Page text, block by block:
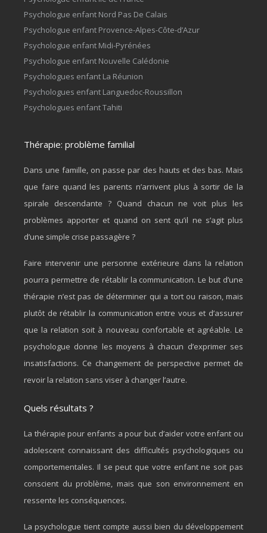
Psychologue enfant Nord Pas De Calais
Psychologue enfant Provence-Alpes-Côte-d’Azur
Psychologue enfant Midi-Pyrénées
Psychologue enfant Nouvelle Calédonie
Psychologues enfant La Réunion
Psychologues enfant Languedoc-Roussillon
Psychologues enfant Tahiti
Thérapie: problème familial
Dans une famille, on passe par des hauts et des bas. Mais
que faire quand les parents n’arrivent plus à sortir de la
spirale descendante ? Quand chacun ne voit plus les
problèmes apporter et quand on sent qu’il ne s’agit plus
d’une simple crise passagère ?
Faire intervenir une personne extérieure dans la relation
pourra permettre de rétablir la communication. Le but d’une
thérapie n’est pas de déterminer qui a tort ou raison, mais
plutôt de rétablir la communication entre vous et d’assurer
que la relation soit à nouveau confortable et agréable. Le
psychologue donne les moyens à chacun d’exprimer ses
insatisfactions. Ce changement de perspective permet de
revoir la relation sans viser à changer l’autre.
Quels résultats ?
La thérapie pour enfants a pour but d’aider votre enfant ou
adolescent connaissant des difficultés psychologiques ou
comportementales. Il se peut que votre enfant ne soit pas
conscient du problème, mais que son environnement en
ressente les conséquences.
La psychologue tient compte aussi bien du développement